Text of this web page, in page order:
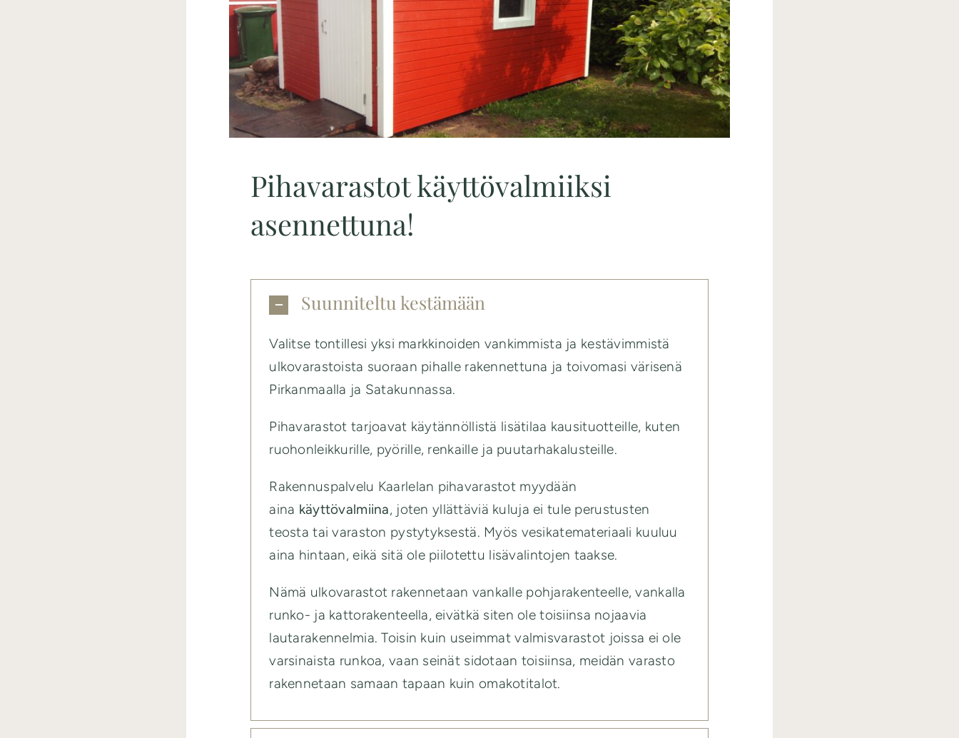
Pihavarastot käyttövalmiiksi
asennettuna!
Suunniteltu kestämään
Valitse tontillesi yksi markkinoiden vankimmista ja kestävimmistä
ulkovarastoista suoraan pihalle rakennettuna ja toivomasi värisenä
Pirkanmaalla ja Satakunnassa.
Pihavarastot tarjoavat käytännöllistä lisätilaa kausituotteille, kuten
ruohonleikkurille, pyörille, renkaille ja puutarhakalusteille.
Rakennuspalvelu Kaarlelan pihavarastot myydään
aina käyttövalmiina, joten yllättäviä kuluja ei tule perustusten
teosta tai varaston pystytyksestä. Myös vesikatemateriaali kuuluu
aina hintaan, eikä sitä ole piilotettu lisävalintojen taakse.
Nämä ulkovarastot rakennetaan vankalle pohjarakenteelle, vankalla
runko- ja kattorakenteella, eivätkä siten ole toisiinsa nojaavia
lautarakennelmia. Toisin kuin useimmat valmisvarastot joissa ei ole
varsinaista runkoa, vaan seinät sidotaan toisiinsa, meidän varasto
rakennetaan samaan tapaan kuin omakotitalot.